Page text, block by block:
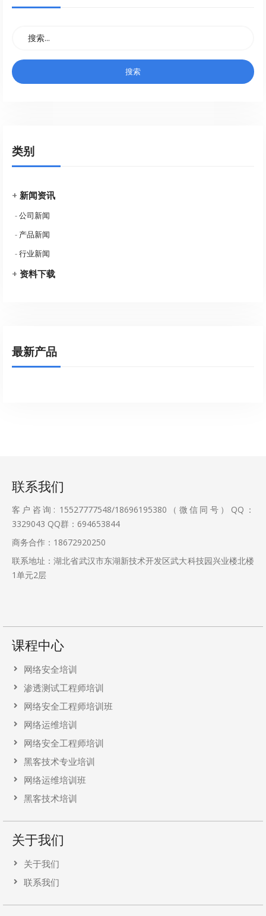
类别
+ 新闻资讯
-公司新闻
- 产品新闻
-行业新闻
+ 资料下载
最新产品
联系我们
客户咨询: 15527777548/18696195380（微信同号）QQ：
3329043 QQ群：694653844
商务合作：18672920250
联系地址：湖北省武汉市东湖新技术开发区武大科技园兴业楼北楼
1单元2层
课程中心
网络安全培训
渗透测试工程师培训
网络安全工程师培训班
网络运维培训
网络安全工程师培训
黑客技术专业培训
网络运维培训班
黑客技术培训
关于我们
关于我们
联系我们